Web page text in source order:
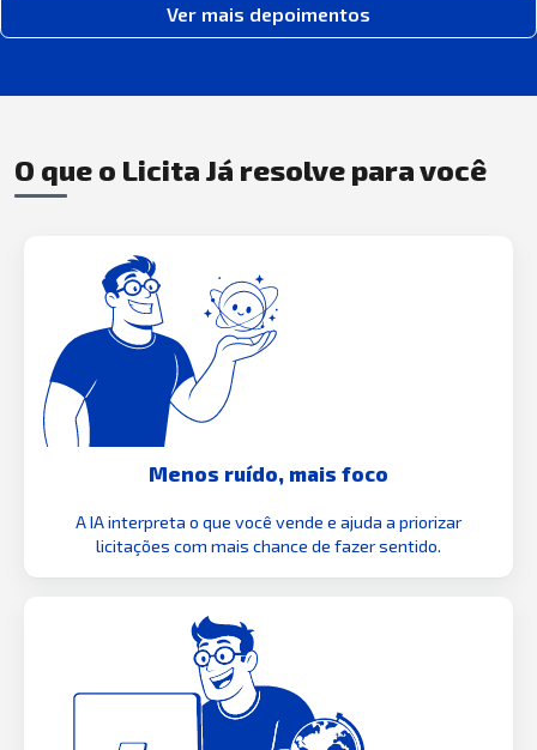
Ver mais depoimentos
O que o Licita Já resolve para você
Menos ruído, mais foco
A IA interpreta o que você vende e ajuda a priorizar
licitações com mais chance de fazer sentido.